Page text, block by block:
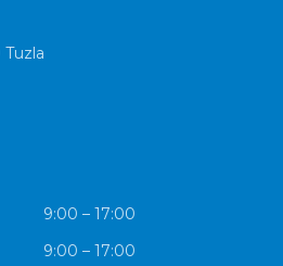
9:00 – 17:00
9:00 – 17:00